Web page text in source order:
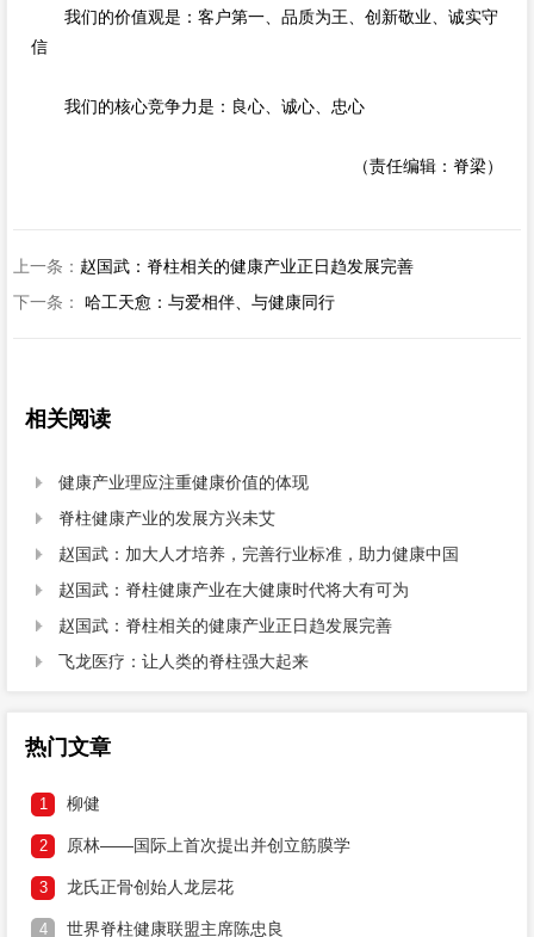
我们的价值观是：客户第一、品质为王、创新敬业、诚实守
信
我们的核心竞争力是：良心、诚心、忠心
（责任编辑：脊梁）
上一条： 赵国武：脊柱相关的健康产业正日趋发展完善
下一条： 哈工天愈：与爱相伴、与健康同行
相关阅读
 健康产业理应注重健康价值的体现
 脊柱健康产业的发展方兴未艾
 赵国武：加大人才培养，完善行业标准，助力健康中国
 赵国武：脊柱健康产业在大健康时代将大有可为
 赵国武：脊柱相关的健康产业正日趋发展完善
 飞龙医疗：让人类的脊柱强大起来
热门文章
1 柳健
2 原林——国际上首次提出并创立筋膜学
3 龙氏正骨创始人龙层花
4 世界脊柱健康联盟主席陈忠良